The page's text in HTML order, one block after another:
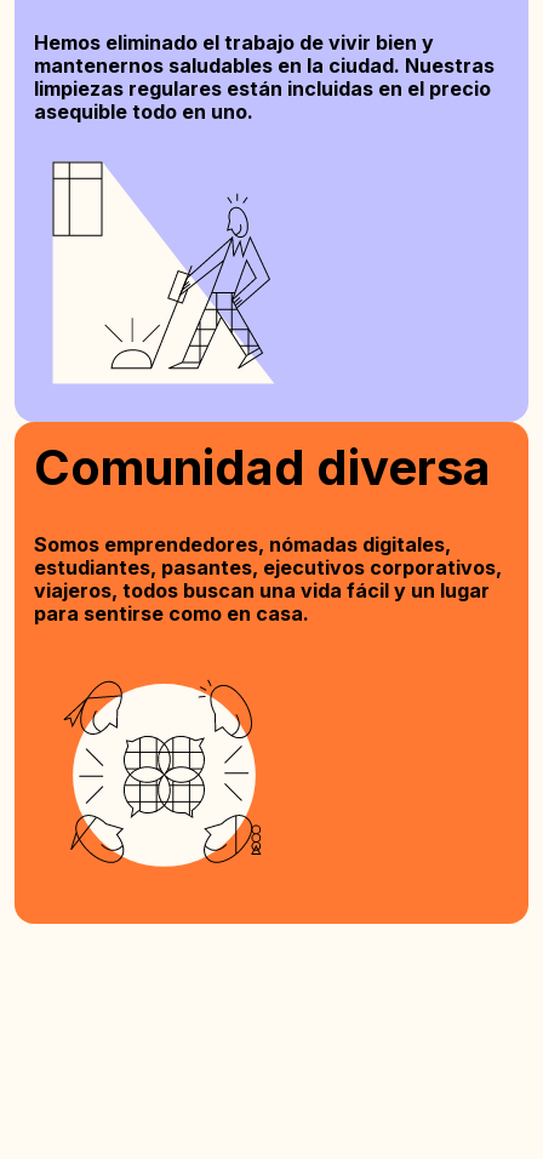
Hemos eliminado el trabajo de vivir bien y
mantenernos saludables en la ciudad. Nuestras
limpiezas regulares están incluidas en el precio
asequible todo en uno.
Comunidad diversa
Somos emprendedores, nómadas digitales,
estudiantes, pasantes, ejecutivos corporativos,
viajeros, todos buscan una vida fácil y un lugar
para sentirse como en casa.